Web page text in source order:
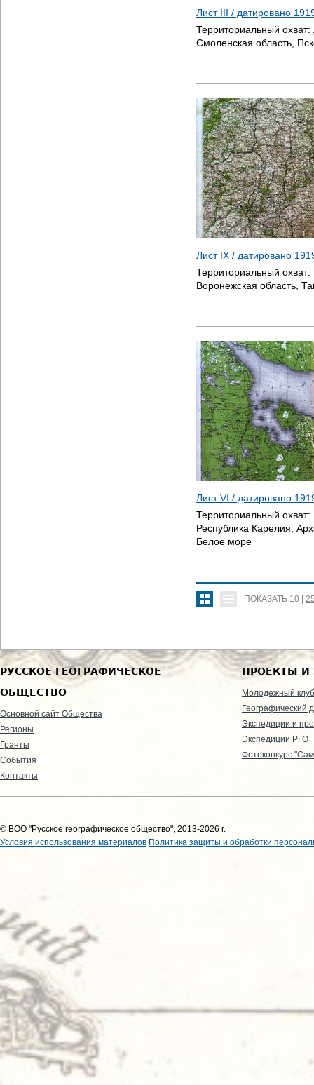
Лист III / датировано
Территориальный охват:
Смоленская область,
Лист IX / датировано
Территориальный охват:
Воронежская область,
Лист VI / датировано
Территориальный охват:
Республика Карелия,
Белое море
ПОКАЗАТЬ 10
РУССКОЕ ГЕОГРАФИЧЕСКОЕ
ОБЩЕСТВО
Основной сайт Общества
Регионы
Гранты
События
Контакты
ПРОЕКТЫ И
Молодежный клуб
Географический
Экспедиции и
Экспедиции РГО
Фотоконкурс
© ВОО "Русское географическое общество", 2013-2026 г.
Условия использования материалов Политика защиты и обработки